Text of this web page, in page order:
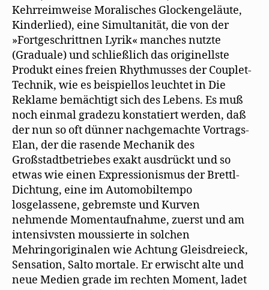
Kehrreimweise Moralisches Glockengeläute,
Kinderlied), eine Simultanität, die von der
»Fortgeschrittnen Lyrik« manches nutzte
(Graduale) und schließlich das originellste
Produkt eines freien Rhythmusses der Couplet-
Technik, wie es beispiellos leuchtet in Die
Reklame bemächtigt sich des Lebens. Es muß
noch einmal gradezu konstatiert werden, daß
der nun so oft dünner nachgemachte Vortrags-
Elan, der die rasende Mechanik des
Großstadtbetriebes exakt ausdrückt und so
etwas wie einen Expressionismus der Brettl-
Dichtung, eine im Automobiltempo
losgelassene, gebremste und Kurven
nehmende Momentaufnahme, zuerst und am
intensivsten moussierte in solchen
Mehringoriginalen wie Achtung Gleisdreieck,
Sensation, Salto mortale. Er erwischt alte und
neue Medien grade im rechten Moment, ladet